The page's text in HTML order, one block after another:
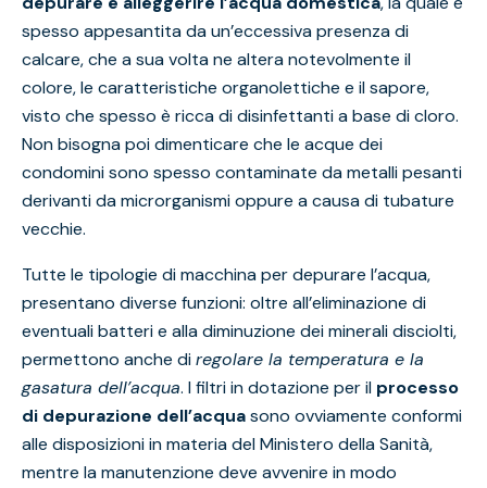
spesso appesantita da un’eccessiva presenza di
calcare, che a sua volta ne altera notevolmente il
colore, le caratteristiche organolettiche e il sapore,
visto che spesso è ricca di disinfettanti a base di cloro.
Non bisogna poi dimenticare che le acque dei
condomini sono spesso contaminate da metalli pesanti
derivanti da microrganismi oppure a causa di tubature
vecchie.
Tutte le tipologie di macchina per depurare l’acqua,
presentano diverse funzioni: oltre all’eliminazione di
eventuali batteri e alla diminuzione dei minerali disciolti,
permettono anche diregolare la temperatura e la
gasatura dell’acqua. I filtri in dotazione per il processo
di depurazione dell’acquasono ovviamente conformi
alle disposizioni in materia del Ministero della Sanità,
mentre la manutenzione deve avvenire in modo